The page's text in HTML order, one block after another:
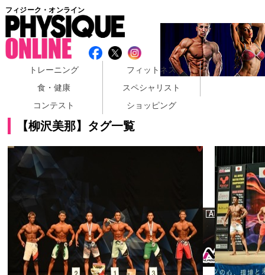
フィジーク・オンライン
トレーニング
フィットネス
食・健康
スペシャリスト
コンテスト
ショッピング
【柳沢美那】タグ一覧